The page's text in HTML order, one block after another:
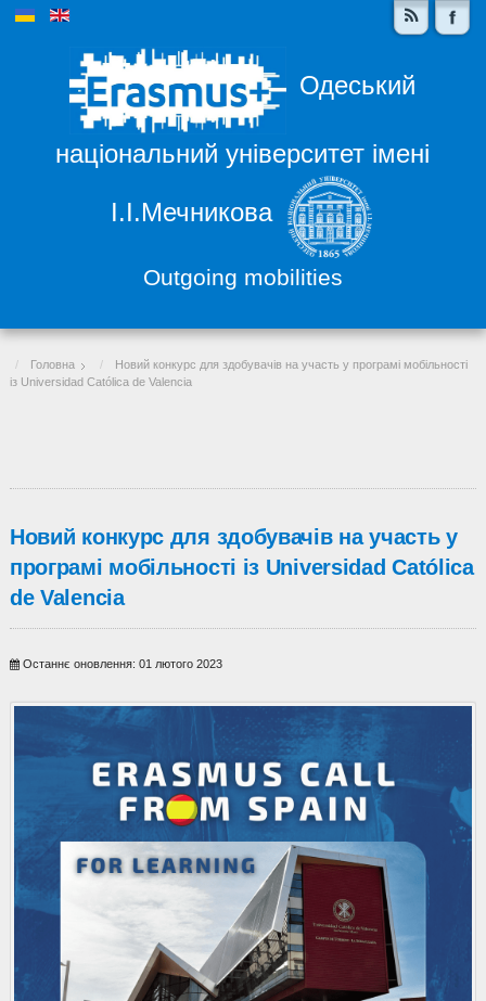
Одеський
національний університет імені
І.І.Мечникова
Outgoing mobilities
Головна
Новий конкурс для здобувачів на участь у програмі мобільності
із Universidad Católica de Valencia
Новий конкурс для здобувачів на участь у
програмі мобільності із Universidad Católica
de Valencia
Останнє оновлення: 01 лютого 2023